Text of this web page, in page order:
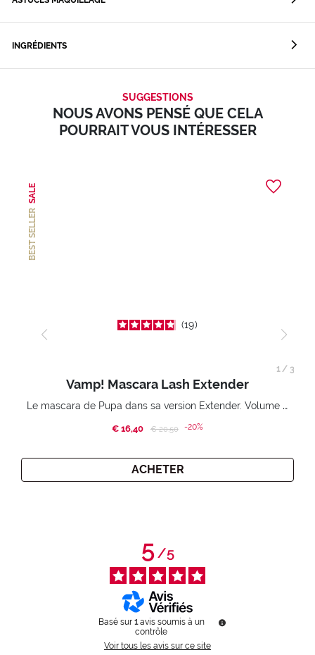
INGRÉDIENTS
SUGGESTIONS
NOUS AVONS PENSÉ QUE CELA
POURRAIT VOUS INTÉRESSER
BEST SELLER
SALE
19
Vamp! Mascara Lash Extender
Le mascara de Pupa dans sa version Extender. Volume extension 3D. Des cils amplifiés et liftés à l’infini.
€ 16,40 Price reduced from
€ 20,50to-20%
ACHETER
1/ 3
5/5
Basé sur 1 avis soumis à un
contrôle
Voir tous les avis sur ce site